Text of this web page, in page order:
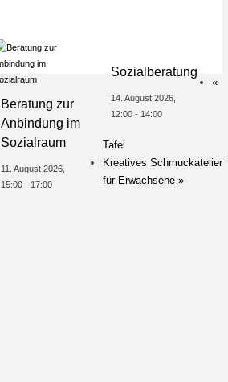
Beratung zur
Anbindung im
Sozialraum
11. August 2026,
15:00 - 17:00
Sozialberatung
14. August 2026,
12:00- 14:00
«
Tafel
Kreatives Schmuckatelier
für Erwachsene»